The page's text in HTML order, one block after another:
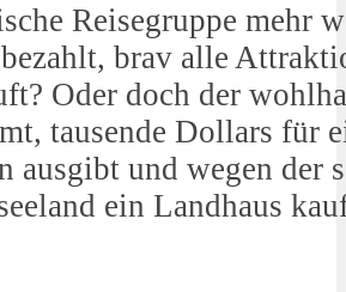
Reisegruppe mehr
brav alle
Oder doch der
tausende Dollars für
ausgibt und wegen der
ein Landhaus